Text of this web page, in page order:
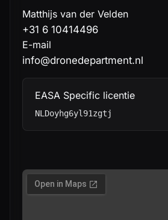
Matthijs van der Velden
+31 6 10414496
E-mail
info@dronedepartment.nl
EASA Specific licentie
NLDoyhg6yl91zgtj